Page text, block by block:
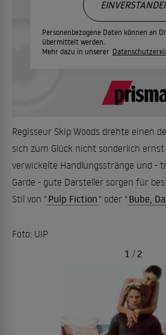
Personenbezogene Daten können an
übermittelt werden.
Mehr dazu in unserer
Regisseur Skip Woods drehte einen
sich zum Glück nicht sonderlich
verwickelte Handlungsstränge und -
Garde - gute Darsteller sorgen für
Stil von " Pulp Fiction " oder " Bube,
Foto: UIP
1 / 2